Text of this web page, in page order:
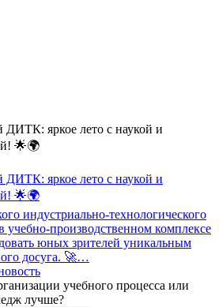
яркое лето с наукой и
🌟🌍
яркое лето с наукой и
🌟🌍
индустриально-технологического
учебно-производственном комплексе
юных зрителей уникальным
досуга. 🚀…
учебного процесса или
лучше?